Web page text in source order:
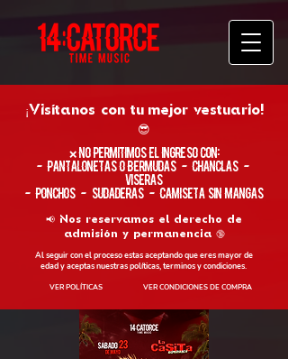
¡Visítanos con tu mejor vestuario!
😎
​❌ No permitimos el ingreso con:
- Pantalonetas o Bermudas - Chanclas -
Viseras
- Ponchos - Sudaderas - Camiseta sin Mangas
📢 Nos reservamos el derecho de
admisión y permanencia 🔞
Al seguir con el proceso estas aceptando que eres mayor de
edad y aceptas nuestras políticas, terminos y condiciones.
VER POLÍTICAS VER CONDICIONES DE COMPRA